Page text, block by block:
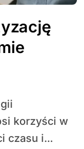
korzyści w
czasu i...